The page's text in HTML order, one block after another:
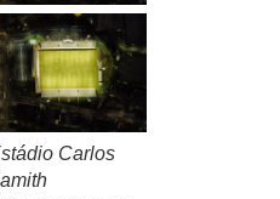
Carlos